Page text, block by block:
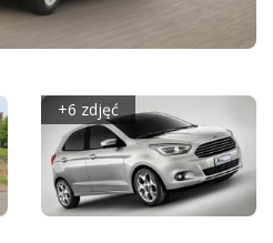
+6 zdjęć